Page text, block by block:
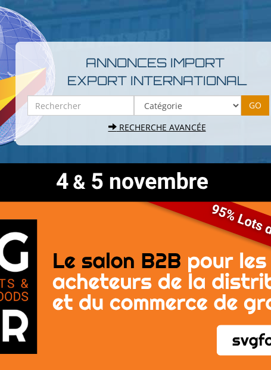
ANNONCES IMPORT
EXPORT INTERNATIONAL
RECHERCHE AVANCÉE